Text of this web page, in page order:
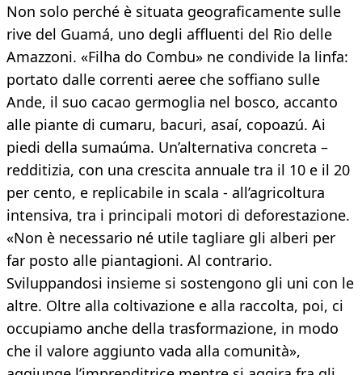
Non solo perché è situata geograficamente sulle
rive del Guamá, uno degli affluenti del Rio delle
Amazzoni. «Filha do Combu» ne condivide la linfa:
portato dalle correnti aeree che soffiano sulle
Ande, il suo cacao germoglia nel bosco, accanto
alle piante di cumaru, bacuri, asaí, copoazú. Ai
piedi della sumaúma. Un’alternativa concreta –
redditizia, con una crescita annuale tra il 10 e il 20
per cento, e replicabile in scala - all’agricoltura
intensiva, tra i principali motori di deforestazione.
«Non è necessario né utile tagliare gli alberi per
far posto alle piantagioni. Al contrario.
Sviluppandosi insieme si sostengono gli uni con le
altre. Oltre alla coltivazione e alla raccolta, poi, ci
occupiamo anche della trasformazione, in modo
che il valore aggiunto vada alla comunità»,